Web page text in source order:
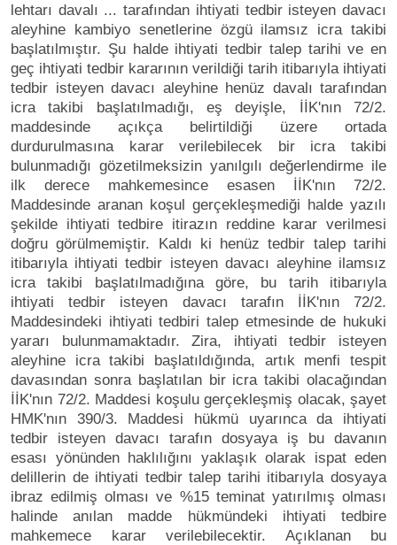
lehtarı davalı ... tarafından ihtiyati tedbir isteyen davacı
aleyhine kambiyo senetlerine özgü ilamsız icra takibi
başlatılmıştır. Şu halde ihtiyati tedbir talep tarihi ve en
geç ihtiyati tedbir kararının verildiği tarih itibarıyla ihtiyati
tedbir isteyen davacı aleyhine henüz davalı tarafından
icra takibi başlatılmadığı, eş deyişle, İİK'nın 72/2.
maddesinde açıkça belirtildiği üzere ortada
durdurulmasına karar verilebilecek bir icra takibi
bulunmadığı gözetilmeksizin yanılgılı değerlendirme ile
ilk derece mahkemesince esasen İİK'nın 72/2.
Maddesinde aranan koşul gerçekleşmediği halde yazılı
şekilde ihtiyati tedbire itirazın reddine karar verilmesi
doğru görülmemiştir. Kaldı ki henüz tedbir talep tarihi
itibarıyla ihtiyati tedbir isteyen davacı aleyhine ilamsız
icra takibi başlatılmadığına göre, bu tarih itibarıyla
ihtiyati tedbir isteyen davacı tarafın İİK'nın 72/2.
Maddesindeki ihtiyati tedbiri talep etmesinde de hukuki
yararı bulunmamaktadır. Zira, ihtiyati tedbir isteyen
aleyhine icra takibi başlatıldığında, artık menfi tespit
davasından sonra başlatılan bir icra takibi olacağından
İİK'nın 72/2. Maddesi koşulu gerçekleşmiş olacak, şayet
HMK'nın 390/3. Maddesi hükmü uyarınca da ihtiyati
tedbir isteyen davacı tarafın dosyaya iş bu davanın
esası yönünden haklılığını yaklaşık olarak ispat eden
delillerin de ihtiyati tedbir talep tarihi itibarıyla dosyaya
ibraz edilmiş olması ve %15 teminat yatırılmış olması
halinde anılan madde hükmündeki ihtiyati tedbire
mahkemece karar verilebilecektir. Açıklanan bu